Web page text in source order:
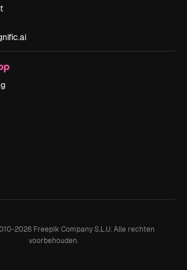
2026Freepik Company S.L.U. Alle rechten
voorbehouden.